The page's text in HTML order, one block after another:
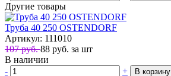
Другие товары
Труба 40 250 OSTENDORF
Артикул: 111010
107 руб.88 руб. за шт
В наличии
-
+ В корзину